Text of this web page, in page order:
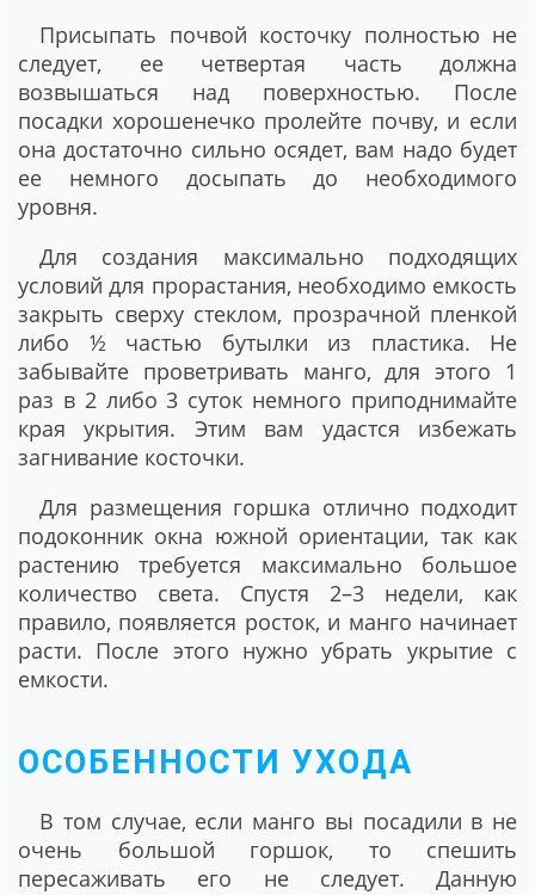
Присыпать почвой косточку полностью не
следует, ее четвертая часть должна
возвышаться над поверхностью. После
посадки хорошенечко пролейте почву, и если
она достаточно сильно осядет, вам надо будет
ее немного досыпать до необходимого
уровня.
Для создания максимально подходящих
условий для прорастания, необходимо емкость
закрыть сверху стеклом, прозрачной пленкой
либо ½ частью бутылки из пластика. Не
забывайте проветривать манго, для этого 1
раз в 2 либо 3 суток немного приподнимайте
края укрытия. Этим вам удастся избежать
загнивание косточки.
Для размещения горшка отлично подходит
подоконник окна южной ориентации, так как
растению требуется максимально большое
количество света. Спустя 2–3 недели, как
правило, появляется росток, и манго начинает
расти. После этого нужно убрать укрытие с
емкости.
ОСОБЕННОСТИ УХОДА
В том случае, если манго вы посадили в не
очень большой горшок, то спешить
пересаживать его не следует. Данную